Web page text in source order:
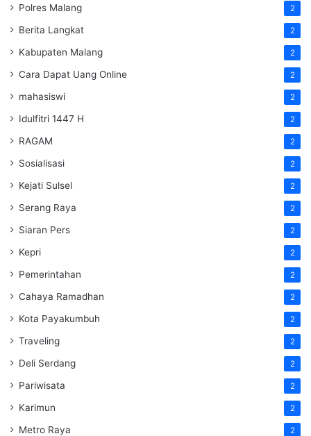
Polres Malang 2
Berita Langkat 2
Kabupaten Malang 2
Cara Dapat Uang Online 2
mahasiswi 2
Idulfitri 1447 H 2
RAGAM 2
Sosialisasi 2
Kejati Sulsel 2
Serang Raya 2
Siaran Pers 2
Kepri 2
Pemerintahan 2
Cahaya Ramadhan 2
Kota Payakumbuh 2
Traveling 2
Deli Serdang 2
Pariwisata 2
Karimun 2
Metro Raya 2